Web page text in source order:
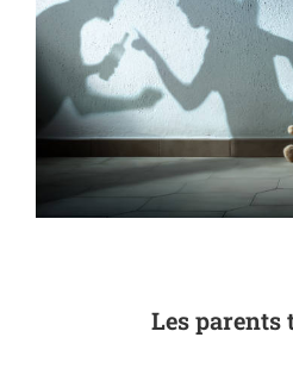
Les parents